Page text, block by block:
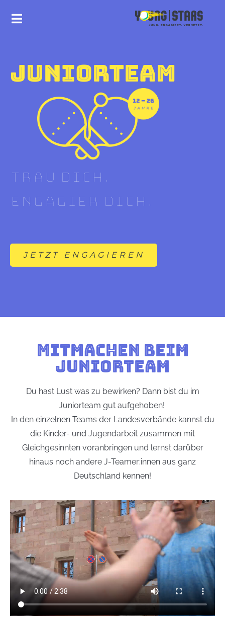
JUNIORTEAM
TRAU DICH.
ENGAGIER DICH.
JETZT ENGAGIEREN
MITMACHEN BEIM
JUNIORTEAM
Du hast Lust was zu bewirken? Dann bist du im
Juniorteam gut aufgehoben!
In den einzelnen Teams der Landesverbände kannst du
die Kinder- und Jugendarbeit zusammen mit
Gleichgesinnten voranbringen und lernst darüber
hinaus noch andere J-Teamer:innen aus ganz
Deutschland kennen!